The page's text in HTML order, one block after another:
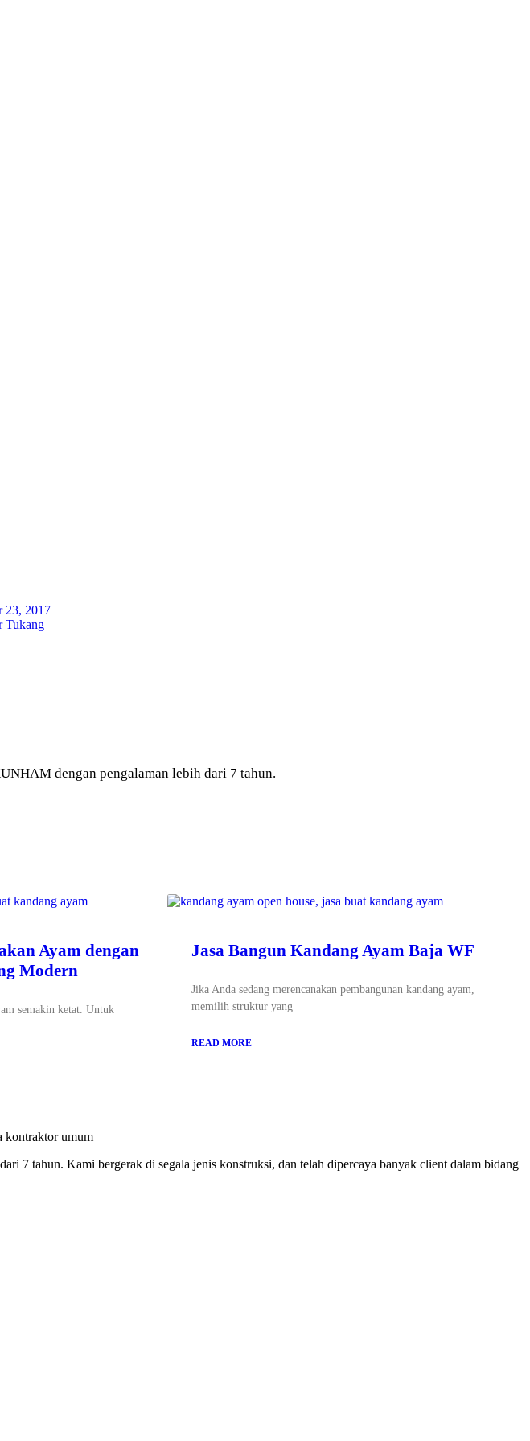
23, 2017
Tukang
dengan pengalaman lebih dari 7 tahun.
Ayam dengan
Modern
semakin ketat. Untuk
Jasa Bangun Kandang Ayam Baja WF
Jika Anda sedang merencanakan pembangunan kandang ayam,
memilih struktur yang
READ MORE
7 tahun. Kami bergerak di segala jenis konstruksi, dan telah dipercaya banyak client dalam bidang